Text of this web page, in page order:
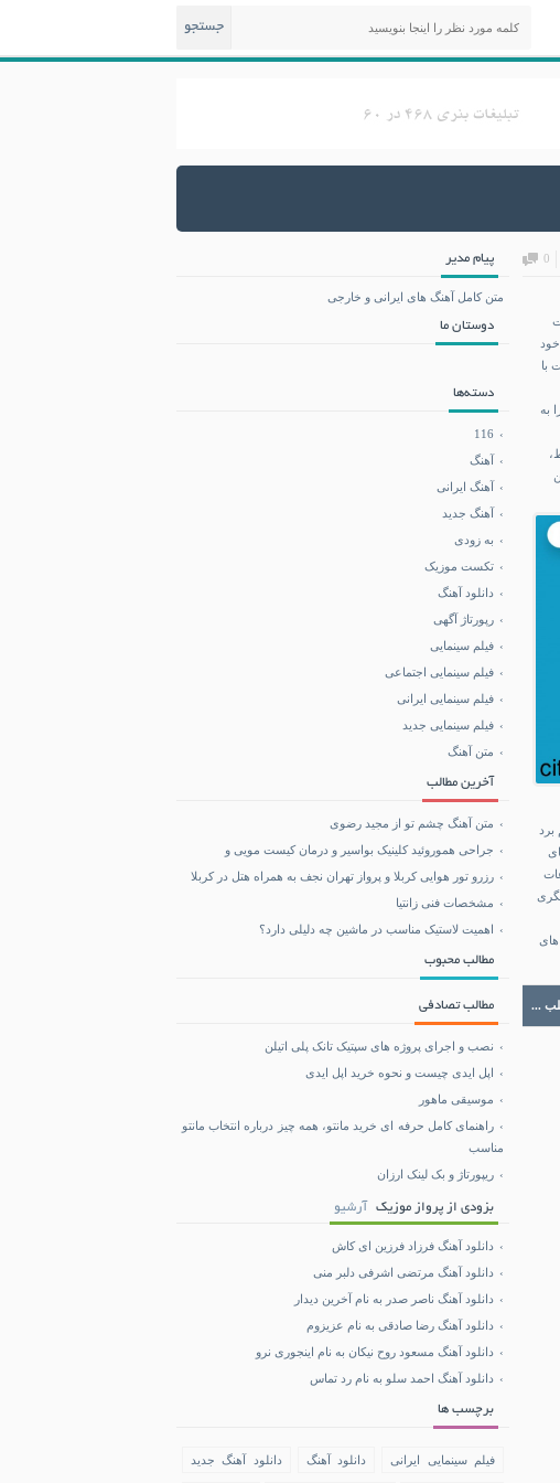
جستجو
0
با
به
های
...
پیام مدیر
متن کامل آهنگ های ایرانی و خارجی
دوستان ما
دسته‌ها
116
آهنگ
آهنگ ایرانی
آهنگ جدید
به زودی
تکست موزیک
دانلود آهنگ
رپورتاژ آگهی
فیلم سینمایی
فیلم سینمایی اجتماعی
فیلم سینمایی ایرانی
فیلم سینمایی جدید
متن آهنگ
آخرین مطالب
متن آهنگ چشم تو از مجید رضوی
جراحی هموروئید کلینیک بواسیر و درمان کیست مویی و
رزرو تور هوایی کربلا و پرواز تهران نجف به همراه هتل در کربلا
مشخصات فنی زانتیا
اهمیت لاستیک مناسب در ماشین چه دلیلی دارد؟
مطالب محبوب
مطالب تصادفی
نصب و اجرای پروژه های سپتیک تانک پلی اتیلن
اپل ایدی چیست و نحوه خرید اپل ایدی
موسیقی ماهور
راهنمای کامل حرفه ای خرید مانتو، همه چیز درباره انتخاب مانتو
مناسب
ریپورتاژ و بک لینک ارزان
بزودی از پرواز موزیک آرشیو
دانلود آهنگ فرزاد فرزین ای کاش
دانلود آهنگ مرتضی اشرفی دلبر منی
دانلود آهنگ ناصر صدر به نام آخرین دیدار
دانلود آهنگ رضا صادقی به نام عزیزوم
دانلود آهنگ مسعود روح نیکان به نام اینجوری نرو
دانلود آهنگ احمد سلو به نام رد تماس
برچسب ها
فیلم سینمایی ایرانی دانلود آهنگ دانلود آهنگ جدید